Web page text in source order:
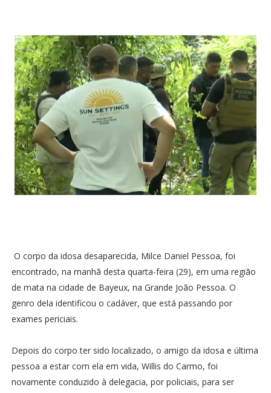
O corpo da idosa desaparecida, Milce Daniel Pessoa, foi
encontrado, na manhã desta quarta-feira (29), em uma região
de mata na cidade de Bayeux, na Grande João Pessoa. O
genro dela identificou o cadáver, que está passando por
exames periciais.
Depois do corpo ter sido localizado, o amigo da idosa e última
pessoa a estar com ela em vida, Willis do Carmo, foi
novamente conduzido à delegacia, por policiais, para ser